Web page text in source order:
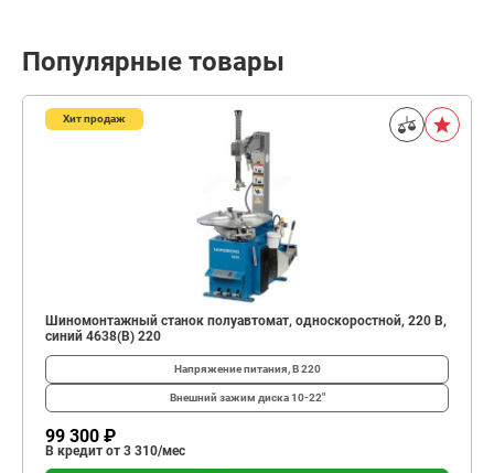
Популярные товары
Хит продаж
Шиномонтажный станок полуавтомат, односкоростной, 220 В,
синий 4638(B) 220
Напряжение питания, В220
Внешний зажим диска10-22"
99 300 ₽
В кредит от 3 310/мес